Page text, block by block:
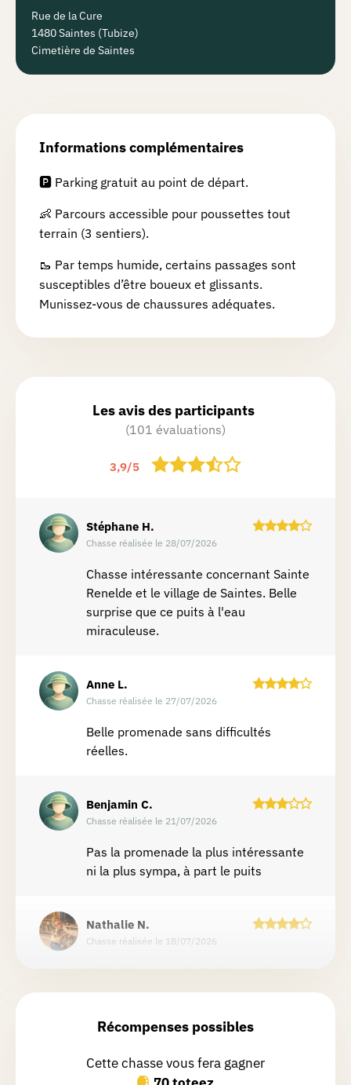
Rue de la Cure
1480 Saintes (Tubize)
Cimetière de Saintes
Informations complémentaires
🅿️ Parking gratuit au point de départ.
👶 Parcours accessible pour poussettes tout
terrain (3 sentiers).
🥾 Par temps humide, certains passages sont
susceptibles d’être boueux et glissants.
Munissez-vous de chaussures adéquates.
Les avis des participants
(101 évaluations)
3,9/5
Stéphane H.
Chasse réalisée le 28/07/2026
Chasse intéressante concernant Sainte
Renelde et le village de Saintes. Belle
surprise que ce puits à l'eau
miraculeuse.
Anne L.
Chasse réalisée le 27/07/2026
Belle promenade sans difficultés
réelles.
Benjamin C.
Chasse réalisée le 21/07/2026
Pas la promenade la plus intéressante
ni la plus sympa, à part le puits
Nathalie N.
Chasse réalisée le 18/07/2026
l’histoire de sa patronne, Sainte
dernière ! Entre ville et campagne à la
Renelde.
Lire la suite
Récompenses possibles
Cette chasse vous fera gagner